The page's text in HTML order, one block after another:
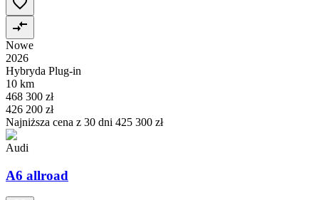
Nowe
2026
Hybryda Plug-in
10 km
468 300 zł
426 200 zł
Najniższa cena z 30 dni 425 300 zł
Audi
A6 allroad